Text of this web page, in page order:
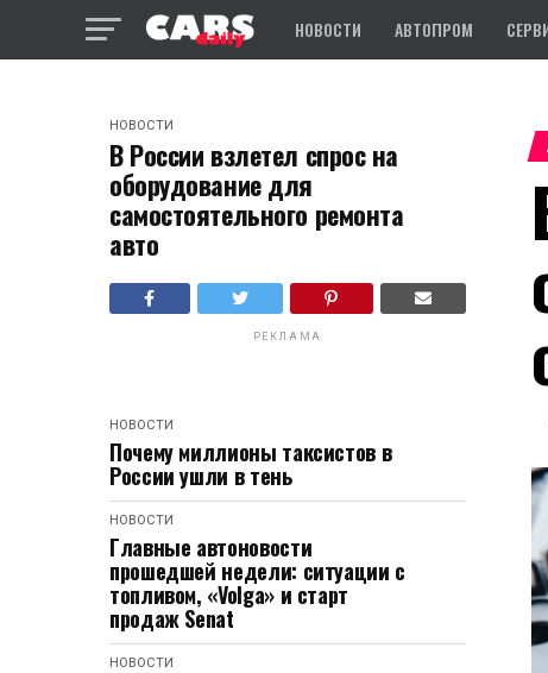
НОВОСТИ АВТОПРОМ
НОВОСТИ
В России взлетел спрос на
оборудование для
самостоятельного ремонта
авто
РЕКЛАМА
НОВОСТИ
Почему миллионы таксистов в
России ушли в тень
НОВОСТИ
Главные автоновости
прошедшей недели: ситуации с
топливом, «Volga» и старт
продаж Senat
НОВОСТИ